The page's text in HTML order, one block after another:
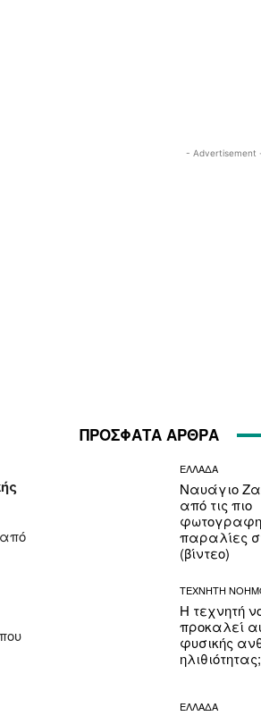
- Advertisement
ΠΡΟΣΦΑΤΑ ΑΡΘΡΑ
ΕΛΛΑΔΑ
Ναυάγιο
από τις πιο
παραλίες
(βίντεο)
ΤΕΧΝΗΤΗ
Η τεχνητή
προκαλεί
φυσικής
ηλιθιότητας;
ΕΛΛΑΔΑ